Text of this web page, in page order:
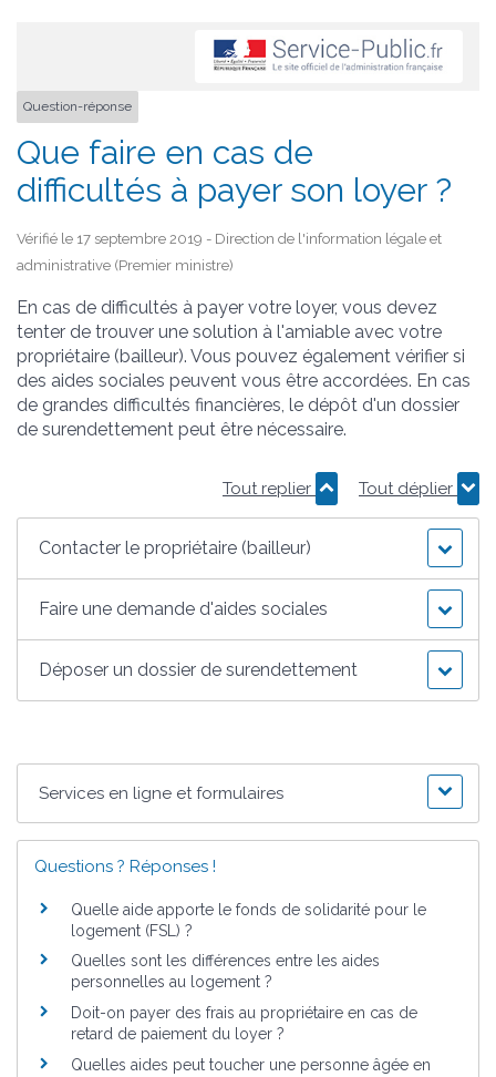
Question-réponse
Que faire en cas de
difficultés à payer son loyer ?
Vérifié le 17 septembre 2019 - Direction de l'information légale et
administrative (Premier ministre)
En cas de difficultés à payer votre loyer, vous devez
tenter de trouver une solution à l'amiable avec votre
propriétaire (bailleur). Vous pouvez également vérifier si
des aides sociales peuvent vous être accordées. En cas
de grandes difficultés financières, le dépôt d'un dossier
de surendettement peut être nécessaire.
Tout replier Tout déplier
Contacter le propriétaire (bailleur)
Faire une demande d'aides sociales
Déposer un dossier de surendettement
Services en ligne et formulaires
Questions ? Réponses !
Quelle aide apporte le fonds de solidarité pour le
logement (FSL) ?
Quelles sont les différences entre les aides
personnelles au logement ?
Doit-on payer des frais au propriétaire en cas de
retard de paiement du loyer ?
Quelles aides peut toucher une personne âgée en